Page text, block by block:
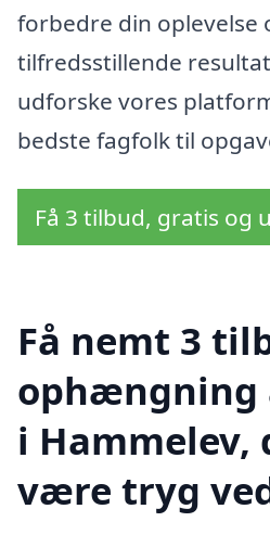
forbedre din oplevelse
tilfredsstillende
udforske vores
bedste fagfolk til
Få 3 tilbud, gratis og
Få nemt 3
ophængning
i Hammelev,
være tryg